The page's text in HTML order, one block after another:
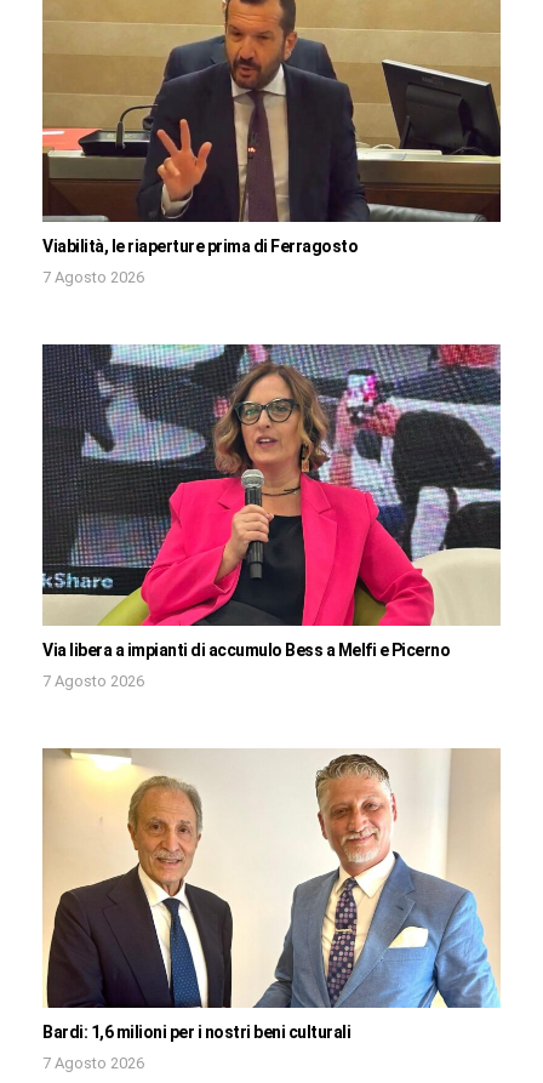
Viabilità, le riaperture prima di Ferragosto
7 Agosto 2026
Via libera a impianti di accumulo Bess a Melfi e Picerno
7 Agosto 2026
Bardi: 1,6 milioni per i nostri beni culturali
7 Agosto 2026